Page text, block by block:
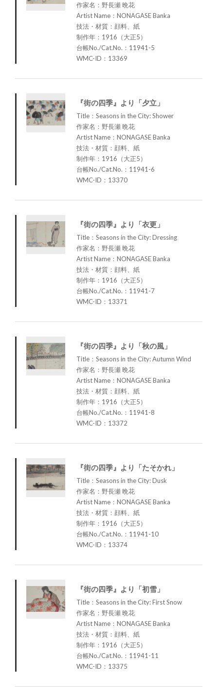
作家名：野長瀬 晩花
Artist Name：NONAGASE Banka
技法・材質：顔料、紙
制作年：1916（大正5）
台帳No./Cat.No.：11941-5
WMC-ID：13369
『街の四季』より「夕立」
Title：Seasons in the City: Shower
作家名：野長瀬 晩花
Artist Name：NONAGASE Banka
技法・材質：顔料、紙
制作年：1916（大正5）
台帳No./Cat.No.：11941-6
WMC-ID：13370
『街の四季』より「衣更」
Title：Seasons in the City: Dressing
作家名：野長瀬 晩花
Artist Name：NONAGASE Banka
技法・材質：顔料、紙
制作年：1916（大正5）
台帳No./Cat.No.：11941-7
WMC-ID：13371
『街の四季』より「秋の風」
Title：Seasons in the City: Autumn Wind
作家名：野長瀬 晩花
Artist Name：NONAGASE Banka
技法・材質：顔料、紙
制作年：1916（大正5）
台帳No./Cat.No.：11941-8
WMC-ID：13372
『街の四季』より「たそかれ」
Title：Seasons in the City: Dusk
作家名：野長瀬 晩花
Artist Name：NONAGASE Banka
技法・材質：顔料、紙
制作年：1916（大正5）
台帳No./Cat.No.：11941-10
WMC-ID：13374
『街の四季』より「初雪」
Title：Seasons in the City: First Snow
作家名：野長瀬 晩花
Artist Name：NONAGASE Banka
技法・材質：顔料、紙
制作年：1916（大正5）
台帳No./Cat.No.：11941-11
WMC-ID：13375